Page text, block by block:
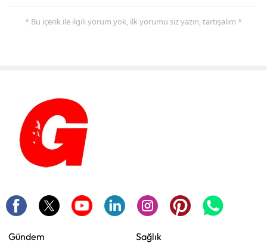
* Bu içerik ile ilgili yorum yok, ilk yorumu siz yazın, tartışalım *
Gündem
Sağlık